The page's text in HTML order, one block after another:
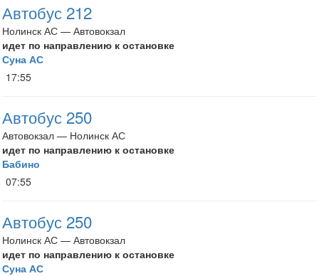
Автобус 212
Нолинск АС — Автовокзал
идет по направлению к остановке
Суна АС
17:55
Автобус 250
Автовокзал — Нолинск АС
идет по направлению к остановке
Бабино
07:55
Автобус 250
Нолинск АС — Автовокзал
идет по направлению к остановке
Суна АС